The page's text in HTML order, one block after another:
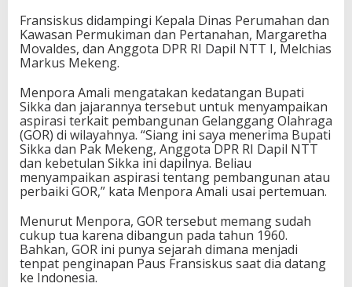
g
u
n
G
O
R
N
T
T
Fransiskus didampingi Kepala Dinas Perumahan dan
Kawasan Permukiman dan Pertanahan, Margaretha
Movaldes, dan Anggota DPR RI Dapil NTT I, Melchias
Markus Mekeng.
Menpora Amali mengatakan kedatangan Bupati
Sikka dan jajarannya tersebut untuk menyampaikan
aspirasi terkait pembangunan Gelanggang Olahraga
(GOR) di wilayahnya. “Siang ini saya menerima Bupati
Sikka dan Pak Mekeng, Anggota DPR RI Dapil NTT
dan kebetulan Sikka ini dapilnya. Beliau
menyampaikan aspirasi tentang pembangunan atau
perbaiki GOR,” kata Menpora Amali usai pertemuan.
Menurut Menpora, GOR tersebut memang sudah
cukup tua karena dibangun pada tahun 1960.
Bahkan, GOR ini punya sejarah dimana menjadi
tenpat penginapan Paus Fransiskus saat dia datang
ke Indonesia.